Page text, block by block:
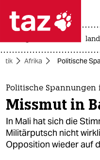
 taz
taz
themen
politik
öko
gesellschaft
Afrika Politische
Politische Spannungen
Missmut in
In Mali hat sich die
Militärputsch nicht
Opposition wieder auf